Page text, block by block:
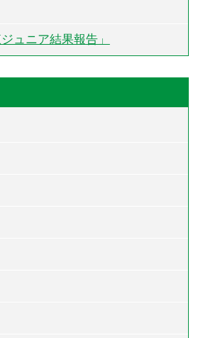
ュニア結果報告」